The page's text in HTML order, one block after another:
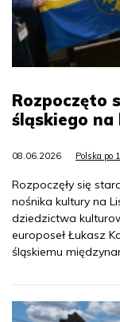
Rozpoczęto
śląskiego na
08.06.2026 Polska po
Rozpoczęły się
nośnika kultury na
dziedzictwa
europoseł Łukasz
śląskiemu